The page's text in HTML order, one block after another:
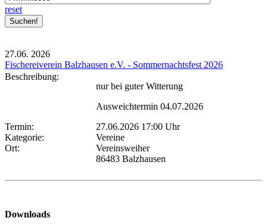
reset
27.06. 2026
Fischereiverein Balzhausen e.V. - Sommernachtsfest 2026
Beschreibung:
nur bei guter Witterung
Ausweichtermin 04.07.2026
Termin:
27.06.2026 17:00 Uhr
Kategorie:
Vereine
Ort:
Vereinsweiher
86483 Balzhausen
Downloads